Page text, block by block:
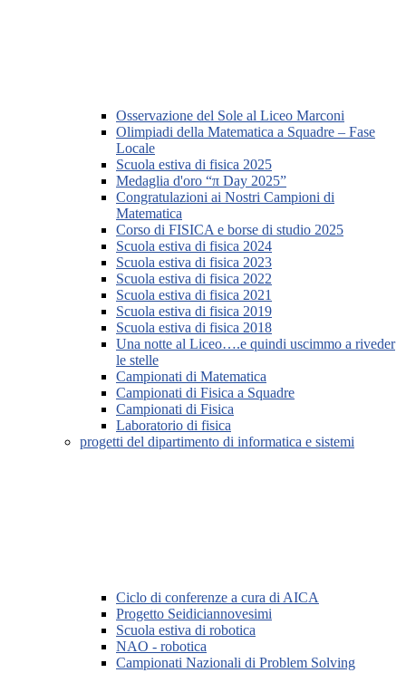
Osservazione del Sole al Liceo Marconi
Olimpiadi della Matematica a Squadre – Fase
Locale
Scuola estiva di fisica 2025
Medaglia d'oro “π Day 2025”
Congratulazioni ai Nostri Campioni di
Matematica
Corso di FISICA e borse di studio 2025
Scuola estiva di fisica 2024
Scuola estiva di fisica 2023
Scuola estiva di fisica 2022
Scuola estiva di fisica 2021
Scuola estiva di fisica 2019
Scuola estiva di fisica 2018
Una notte al Liceo….e quindi uscimmo a riveder
le stelle
Campionati di Matematica
Campionati di Fisica a Squadre
Campionati di Fisica
Laboratorio di fisica
progetti del dipartimento di informatica e sistemi
Ciclo di conferenze a cura di AICA
Progetto Seidiciannovesimi
Scuola estiva di robotica
NAO - robotica
Campionati Nazionali di Problem Solving